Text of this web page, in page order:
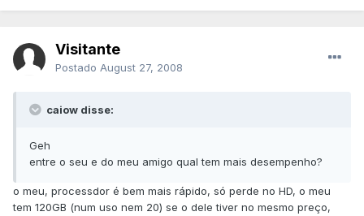
Visitante
Postado August 27, 2008
caiow disse:
Geh
entre o seu e do meu amigo qual tem mais desempenho?
o meu, processdor é bem mais rápido, só perde no HD, o meu
tem 120GB (num uso nem 20) se o dele tiver no mesmo preço,